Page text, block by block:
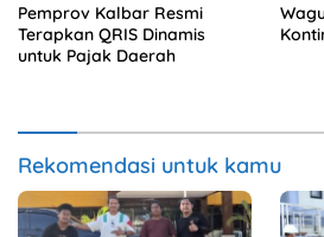
Pemprov Kalbar Resmi
Terapkan QRIS Dinamis
untuk Pajak Daerah
Rekomendasi untuk kamu